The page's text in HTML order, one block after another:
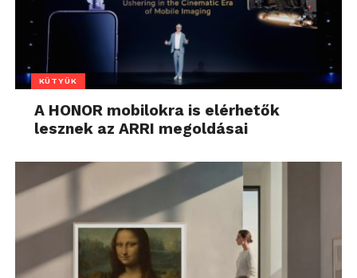
KÜTYÜK
A HONOR mobilokra is elérhetők
lesznek az ARRI megoldásai